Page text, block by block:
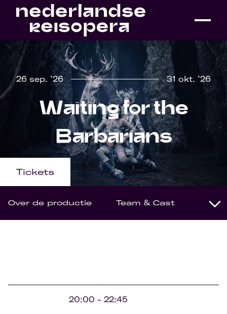
26 sep. ’26 31 okt. ’26
Waiting for the
Barbarians
Tickets
Over de productie Team & Cast
20:00 - 22:45